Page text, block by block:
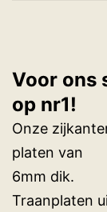
Voor ons
op nr1!
Onze
platen van
6mm dik.
Traanplaten